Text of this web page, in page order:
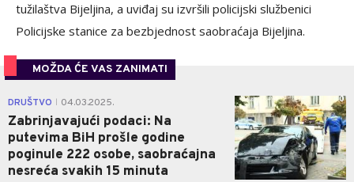
tužilaštva Bijeljina, a uviđaj su izvršili policijski službenici
Policijske stanice za bezbjednost saobraćaja Bijeljina.
MOŽDA ĆE VAS ZANIMATI
DRUŠTVO 04.03.2025.
Zabrinjavajući podaci: Na
putevima BiH prošle godine
poginule 222 osobe, saobraćajna
nesreća svakih 15 minuta
0